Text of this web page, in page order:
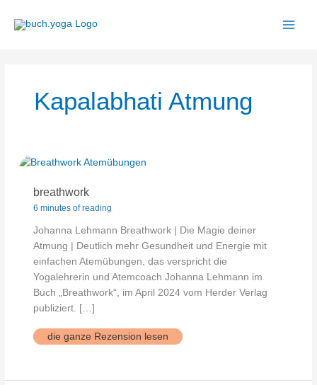
Inhalt
Kapalabhati Atmung
breathwork
6 minutes of reading
Johanna Lehmann Breathwork | Die Magie deiner
Atmung | Deutlich mehr Gesundheit und Energie mit
einfachen Atemübungen, das verspricht die
Yogalehrerin und Atemcoach Johanna Lehmann im
Buch „Breathwork“, im April 2024 vom Herder Verlag
publiziert. […]
breathwork
die ganze Rezension lesen